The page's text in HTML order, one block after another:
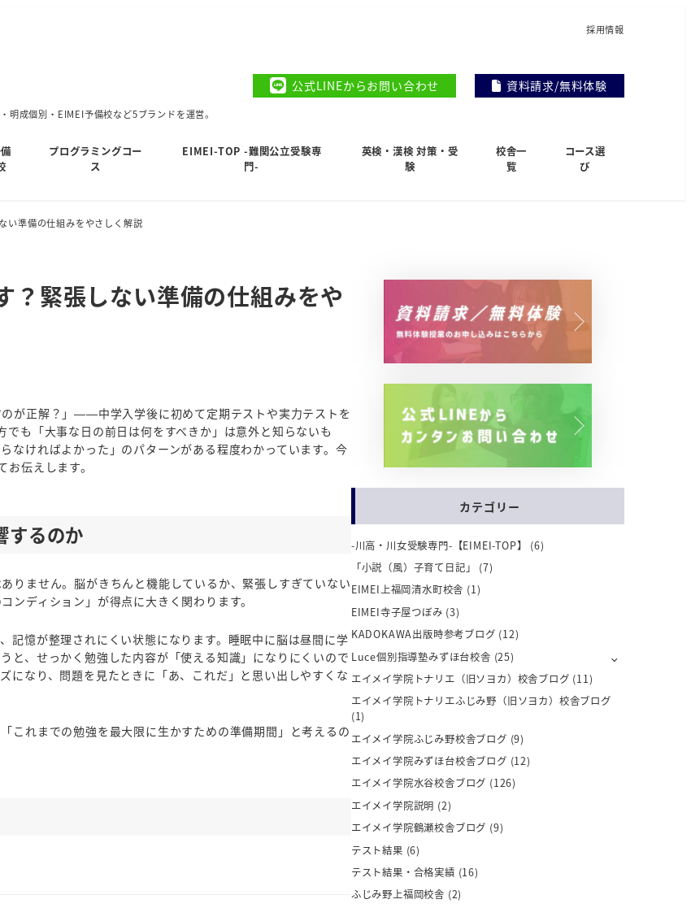
採用情報
成個別・EIMEI予備校など5ブランドを運営。
公式LINEからお問い合わせ 資料請求/無料体験
プログラミングコー
ス
EIMEI-TOP -難関公立受験専
門-
英検・漢検 対策・受
験
校舎一
覧
コース選
び
い準備の仕組みをやさしく解説
？緊張しない準備の仕組みをや
が正解？」——中学入学後に初めて定期テストや実力テストを
も「大事な日の前日は何をすべきか」は意外と知らないも
なければよかった」のパターンがある程度わかっています。今
伝えします。
するのか
りません。脳がきちんと機能しているか、緊張しすぎていない
ディション」が得点に大きく関わります。
記憶が整理されにくい状態になります。睡眠中に脳は昼間に学
と、せっかく勉強した内容が「使える知識」になりにくいので
になり、問題を見たときに「あ、これだ」と思い出しやすくな
これまでの勉強を最大限に生かすための準備期間」と考えるの
カテゴリー
-川高・川女受験専門-【EIMEI-TOP】
(6)
「小説（風）子育て日記」
(7)
EIMEI上福岡清水町校舎 (1)
EIMEI寺子屋つぼみ (3)
KADOKAWA出版時参考ブログ (12)
Luce個別指導塾みずほ台校舎 (25)
エイメイ学院トナリエ（旧ソヨカ）校舎ブログ (11)
エイメイ学院トナリエふじみ野（旧ソヨカ）校舎ブログ
(1)
エイメイ学院ふじみ野校舎ブログ (9)
エイメイ学院みずほ台校舎ブログ (12)
エイメイ学院水谷校舎ブログ (126)
エイメイ学院説明 (2)
エイメイ学院鶴瀬校舎ブログ (9)
テスト結果 (6)
テスト結果・合格実績 (16)
ふじみ野上福岡校舎 (2)